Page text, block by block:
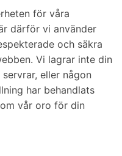
för våra
därför vi använder
och säkra
Vi lagrar inte din
eller någon
har behandlats
vår oro för din